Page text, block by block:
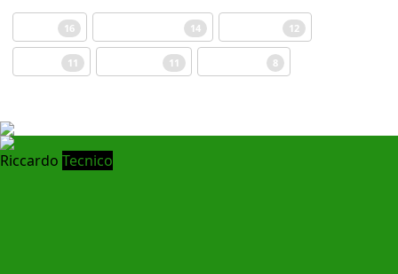
16 14 12
11 11 8
Riccardo Tecnico